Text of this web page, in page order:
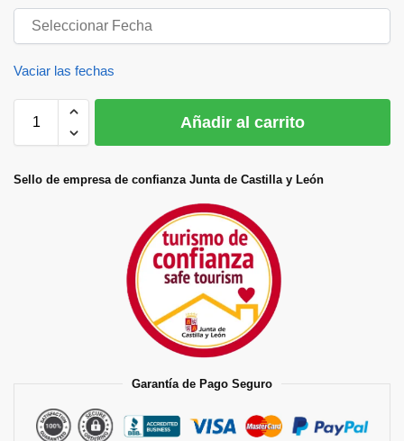
Vaciar las fechas
Añadir al carrito
Sello de empresa de confianza Junta de Castilla y León
Garantía de Pago Seguro